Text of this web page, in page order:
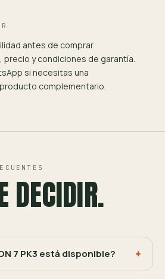
antes de comprar.
precio y condiciones de garantía.
si necesitas una
complementario.
DECIDIR.
7 PK3 está disponible?